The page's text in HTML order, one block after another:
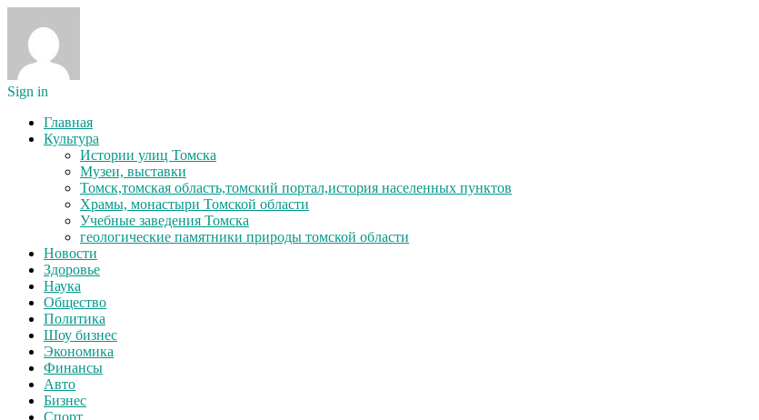
Sign in
Главная
Культура
Истории улиц Томска
Музеи, выставки
Томск,томская область,томский портал,история населенных пунктов
Храмы, монастыри Томской области
Учебные заведения Томска
геологические памятники природы томской области
Новости
Здоровье
Наука
Общество
Политика
Шоу бизнес
Экономика
Финансы
Авто
Бизнес
Спорт